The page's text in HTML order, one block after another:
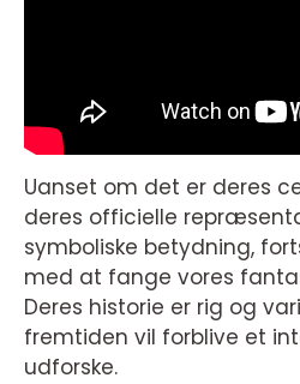
Uanset om det er deres
deres officielle
symboliske betydning,
med at fange vores
Deres historie er rig og
fremtiden vil forblive et
udforske.